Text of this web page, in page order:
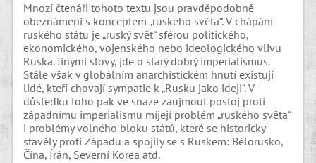
Mnozí čtenáři tohoto textu jsou pravděpodobně
obeznámeni s konceptem „ruského světa“. V chápání
ruského státu je „ruský svět“ sférou politického,
ekonomického, vojenského nebo ideologického vlivu
Ruska. Jinými slovy, jde o starý dobrý imperialismus.
Stále však v globálním anarchistickém hnutí existují
lidé, kteří chovají sympatie k „Rusku jako ideji“. V
důsledku toho pak ve snaze zaujmout postoj proti
západnímu imperialismu míjejí problém „ruského světa“
i problémy volného bloku států, které se historicky
stavěly proti Západu a spojily se s Ruskem: Bělorusko,
Čína, Írán, Severní Korea atd.